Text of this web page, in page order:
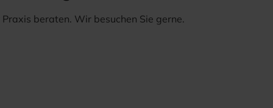
beraten. Wir besuchen Sie gerne.